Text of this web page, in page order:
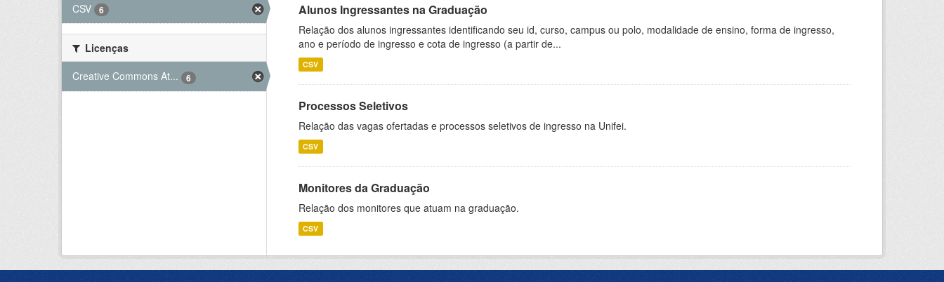
CSV
6
Licenças
Creative Commons At...
6
Alunos Ingressantes na Graduação
Relação dos alunos ingressantes identificando seu id, curso, campus ou polo, modalidade de ensino, forma de ingresso,
ano e período de ingresso e cota de ingresso (a partir de...
CSV
Processos Seletivos
Relação das vagas ofertadas e processos seletivos de ingresso na Unifei.
CSV
Monitores da Graduação
Relação dos monitores que atuam na graduação.
CSV